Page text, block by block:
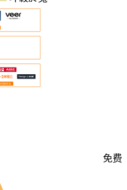
免费